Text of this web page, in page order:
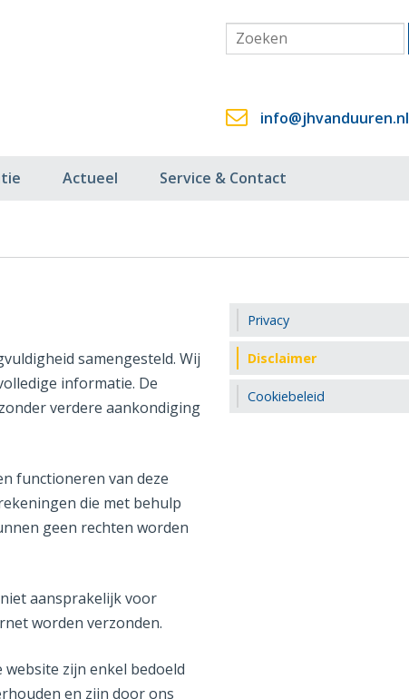
info@jhvanduuren.nl
Actueel Service & Contact
samengesteld. Wij
informatie. De
verdere aankondiging
functioneren van deze
die met behulp
geen rechten worden
aansprakelijk voor
worden verzonden.
zijn enkel bedoeld
en zijn door ons
Privacy
Disclaimer
Cookiebeleid